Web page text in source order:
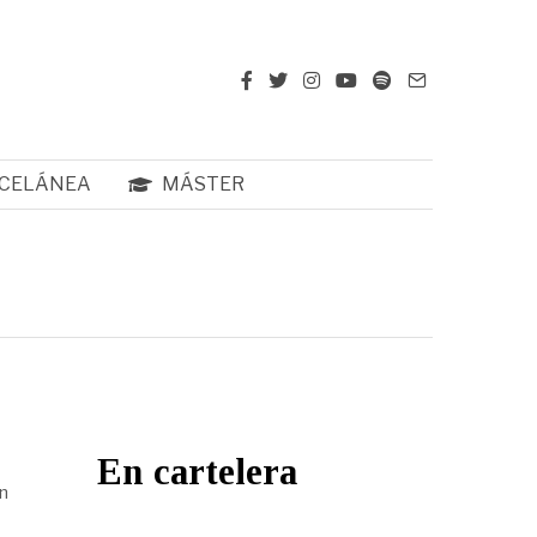
MÁSTER
En cartelera